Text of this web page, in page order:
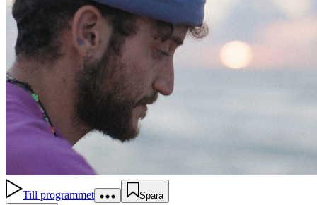
Till programmet Spara